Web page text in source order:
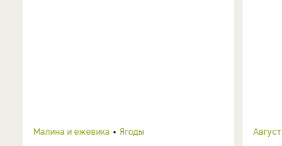
Малина и ежевика Ягоды Август